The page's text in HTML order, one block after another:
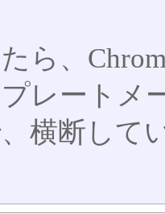
ら、
レートメ
横断して